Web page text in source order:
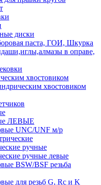
диски
паста, ГОИ, Шкурка
в оправе,
хвостовиком
хвостовиком
ЛЕВЫЕ
UNC/UNF м/р
ручные
ручные левые
BSW/BSF резьба
для резьб G, Rc и K